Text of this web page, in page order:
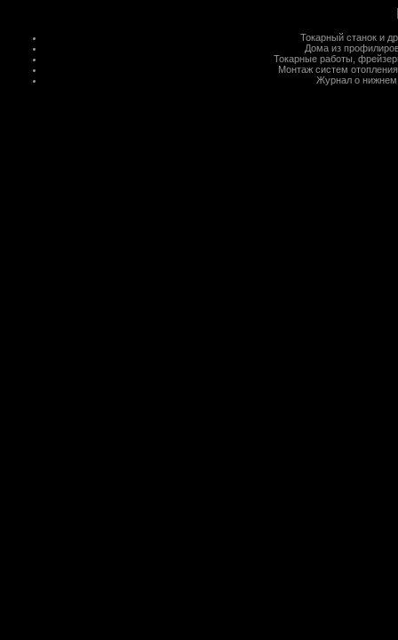
Токарный станок и
Дома из
Токарные работы
Монтаж систем отопления
Журнал о нижнем